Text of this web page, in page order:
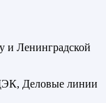
и Ленинградской
Деловые линии